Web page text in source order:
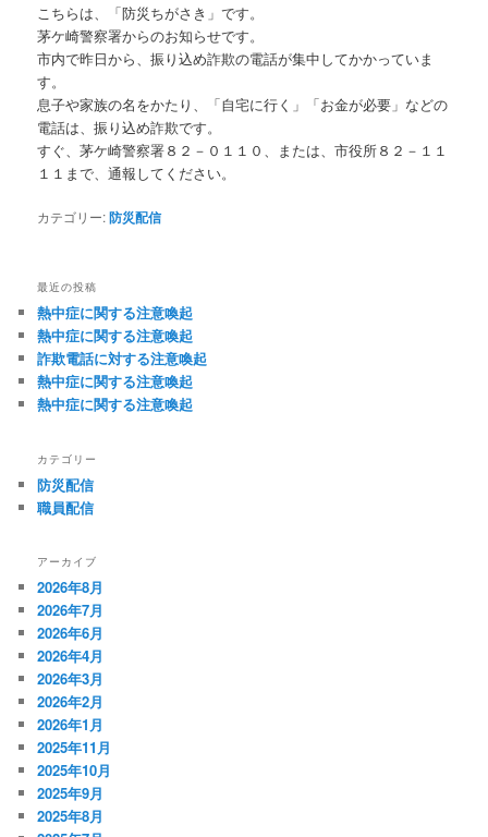
こちらは、「防災ちがさき」です。
茅ケ崎警察署からのお知らせです。
市内で昨日から、振り込め詐欺の電話が集中してかかっていま
す。
息子や家族の名をかたり、「自宅に行く」「お金が必要」などの
電話は、振り込め詐欺です。
すぐ、茅ケ崎警察署８２－０１１０、または、市役所８２－１１
１１まで、通報してください。
カテゴリー:防災配信
最近の投稿
熱中症に関する注意喚起
熱中症に関する注意喚起
詐欺電話に対する注意喚起
熱中症に関する注意喚起
熱中症に関する注意喚起
カテゴリー
防災配信
職員配信
アーカイブ
2026年8月
2026年7月
2026年6月
2026年4月
2026年3月
2026年2月
2026年1月
2025年11月
2025年10月
2025年9月
2025年8月